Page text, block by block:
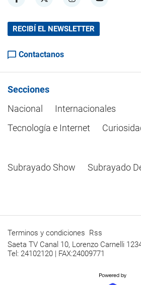
RECIBÍ EL NEWSLETTER
Contactanos
Secciones
Nacional
Internacionales
Tecnología e Internet
Subrayado Show Subrayado
Terminos y condiciones Rss
Saeta TV Canal 10, Lorenzo Carnelli
Tel: 24102120 | FAX:24009771